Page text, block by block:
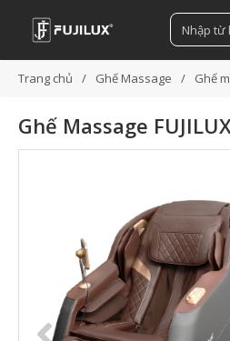
Trang chủ Ghế Massage Ghế
Ghế Massage